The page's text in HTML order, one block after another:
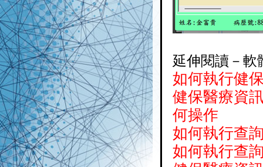
延伸閱讀－軟
如何執行健
健保醫療資
何操作
如何執行查
如何執行查